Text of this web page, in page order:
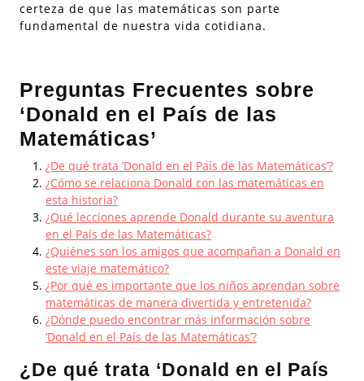
certeza de que las matemáticas son parte
fundamental de nuestra vida cotidiana.
Preguntas Frecuentes sobre
‘Donald en el País de las
Matemáticas’
¿De qué trata ‘Donald en el País de las Matemáticas’?
¿Cómo se relaciona Donald con las matemáticas en
esta historia?
¿Qué lecciones aprende Donald durante su aventura
en el País de las Matemáticas?
¿Quiénes son los amigos que acompañan a Donald en
este viaje matemático?
¿Por qué es importante que los niños aprendan sobre
matemáticas de manera divertida y entretenida?
¿Dónde puedo encontrar más información sobre
‘Donald en el País de las Matemáticas’?
¿De qué trata ‘Donald en el País